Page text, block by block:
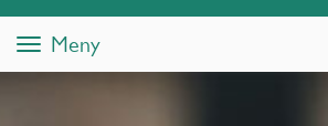
ToggleMeny